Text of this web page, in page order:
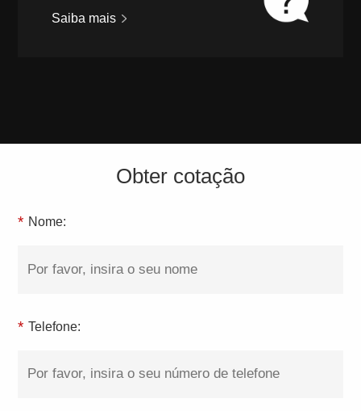
Saiba mais
Obter cotação
* Nome:
* Telefone: